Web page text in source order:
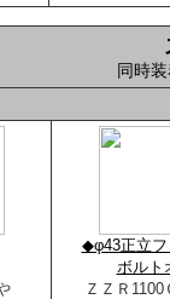
同時
◆φ43正立フ
ボルト
ＺＺＲ